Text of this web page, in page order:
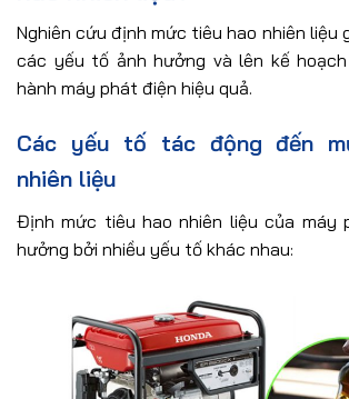
Nghiên cứu định mức tiêu hao nhiên liệu
các yếu tố ảnh hưởng và lên kế
hành máy phát điện hiệu quả.
Các yếu tố tác động đến
nhiên liệu
Định mức tiêu hao nhiên liệu của máy
hưởng bởi nhiều yếu tố khác nhau: